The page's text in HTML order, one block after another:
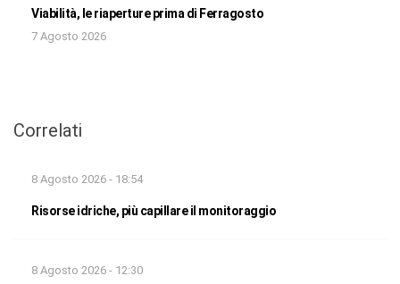
Viabilità, le riaperture prima di Ferragosto
7 Agosto 2026
Correlati
8 Agosto 2026 - 18:54
Risorse idriche, più capillare il monitoraggio
8 Agosto 2026 - 12:30